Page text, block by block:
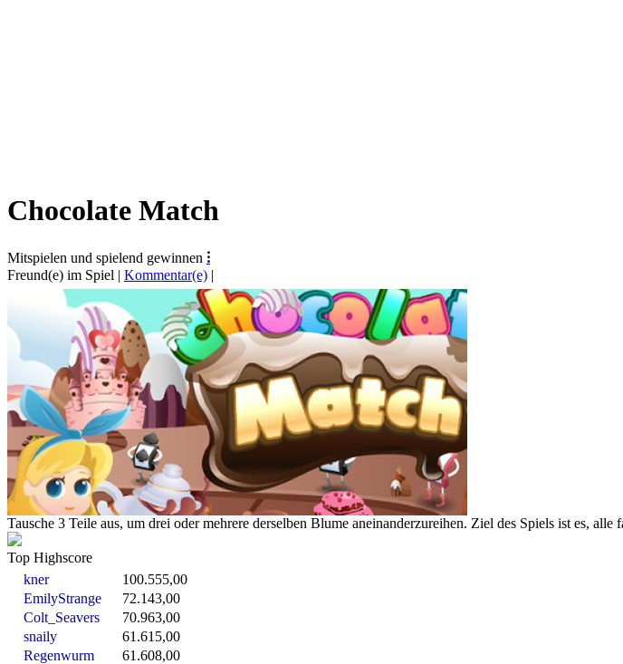
Chocolate Match
Mitspielen und spielend gewinnen ⁝
Freund(e) im Spiel | Kommentar(e) |
Tausche 3 Teile aus, um drei oder mehrere derselben Blume aneinanderzureihen. Ziel des Spiels ist es,
Top Highscore
kner
100.555,00
EmilyStrange
72.143,00
Colt_Seavers
70.963,00
snaily
61.615,00
Regenwurm
61.608,00